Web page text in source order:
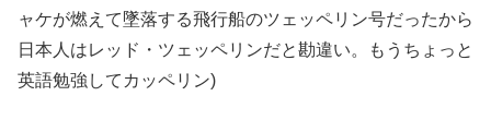
ャケが燃えて墜落する飛行船のツェッペリン号だったから
日本人はレッド・ツェッペリンだと勘違い。もうちょっと
英語勉強してカッペリン)